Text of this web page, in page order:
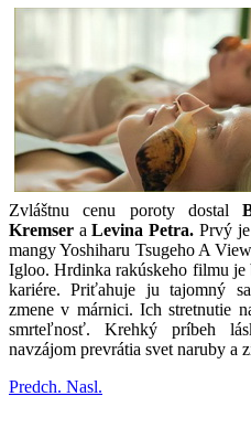
Zvláštnu cenu poroty dostal
Kremser aLevina Petra. Prvý
mangy Yoshiharu Tsugeho A
Igloo. Hrdinka rakúskeho filmu je
kariére. Priťahuje ju tajomný
zmene v márnici. Ich stretnutie
smrteľnosť. Krehký príbeh
navzájom prevrátia svet naruby a
Predch. Nasl.